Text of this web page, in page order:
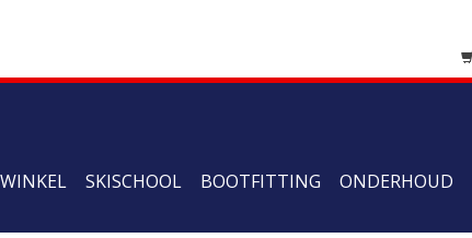
WINKEL SKISCHOOL BOOTFITTING ONDERHOUD